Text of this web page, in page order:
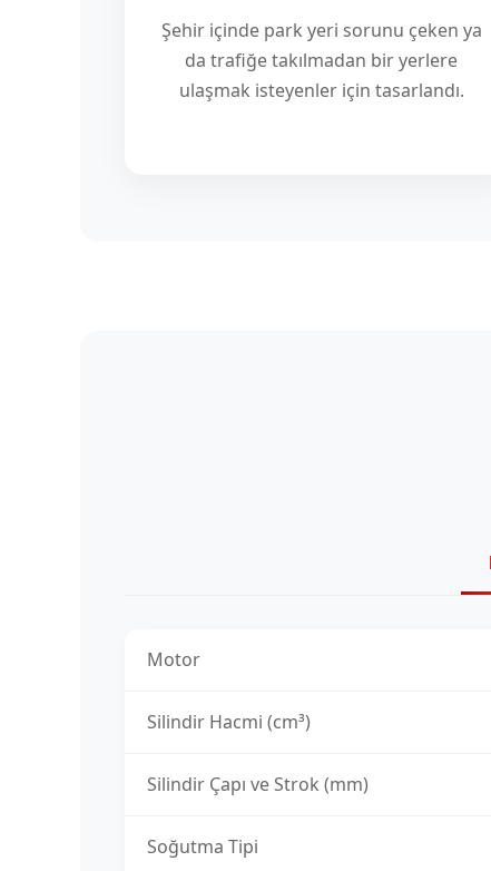
Şehir içinde park yeri sorunu çeken ya
da trafiğe takılmadan bir yerlere
ulaşmak isteyenler için tasarlandı.
Motor
Silindir Hacmi (cm³)
Silindir Çapı ve Strok (mm)
Soğutma Tipi